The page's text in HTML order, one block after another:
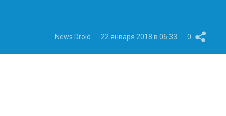
News Droid 22 января 2018 в 06:33 0